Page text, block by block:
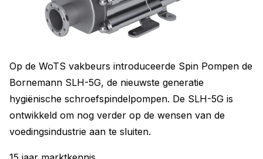
Op de WoTS vakbeurs introduceerde Spin Pompen de
Bornemann SLH-5G, de nieuwste generatie
hygiënische schroefspindelpompen. De SLH-5G is
ontwikkeld om nog verder op de wensen van de
voedingsindustrie aan te sluiten.